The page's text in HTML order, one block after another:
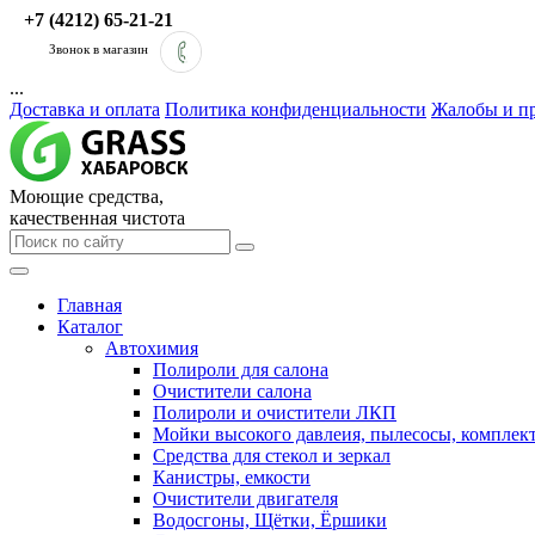
+7 (4212) 65-21-21
Звонок в магазин
...
Доставка и оплата Политика конфиденциальности Жалобы и
Моющие средства,
качественная чистота
Главная
Каталог
Автохимия
Полироли для салона
Очистители салона
Полироли и очистители ЛКП
Мойки высокого давлеия, пылесосы,
Средства для стекол и зеркал
Канистры, емкости
Очистители двигателя
Водосгоны, Щётки, Ёршики